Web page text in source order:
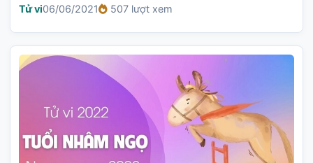
Tử vi06/06/2021 507 lượt xem